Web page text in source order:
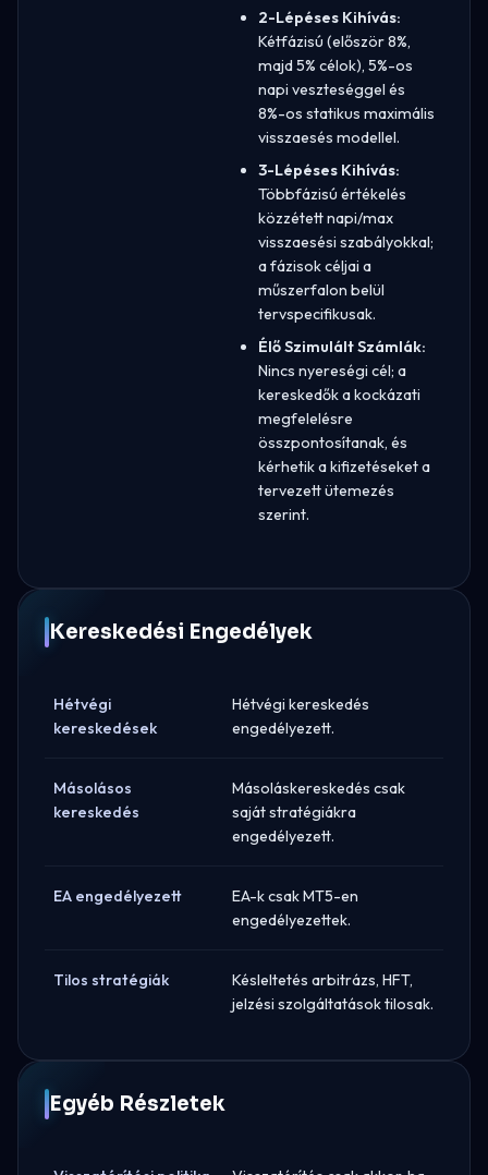
2-Lépéses Kihívás:
Kétfázisú (először 8%,
majd 5% célok), 5%-os
napi veszteséggel és
8%-os statikus maximális
visszaesés modellel.
3-Lépéses Kihívás:
Többfázisú értékelés
közzétett napi/max
visszaesési szabályokkal;
a fázisok céljai a
műszerfalon belül
tervspecifikusak.
Élő Szimulált Számlák:
Nincs nyereségi cél; a
kereskedők a kockázati
megfelelésre
összpontosítanak, és
kérhetik a kifizetéseket a
tervezett ütemezés
szerint.
Kereskedési Engedélyek
Hétvégi
kereskedések
Hétvégi kereskedés
engedélyezett.
Másolásos
kereskedés
Másoláskereskedés csak
saját stratégiákra
engedélyezett.
EA engedélyezett
EA-k csak MT5-en
engedélyezettek.
Tilos stratégiák
Késleltetés arbitrázs, HFT,
jelzési szolgáltatások tilosak.
Egyéb Részletek